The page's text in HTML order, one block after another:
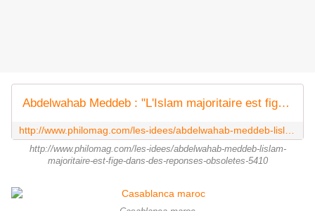
Abdelwahab Meddeb : "L'Islam majoritaire est figé dans des réponses obsolètes"
http://www.philomag.com/les-idees/abdelwahab-meddeb-lislam-
majoritaire-est-fige-dans-des-reponses-obsoletes-5410